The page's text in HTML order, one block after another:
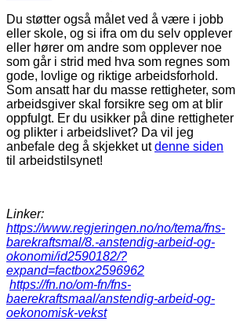
Du støtter også målet ved å være i jobb
eller skole, og si ifra om du selv opplever
eller hører om andre som opplever noe
som går i strid med hva som regnes som
gode, lovlige og riktige arbeidsforhold.
Som ansatt har du masse rettigheter, som
arbeidsgiver skal forsikre seg om at blir
oppfulgt. Er du usikker på dine rettigheter
og plikter i arbeidslivet? Da vil jeg
anbefale deg å skjekket utdenne siden
til arbeidstilsynet!
Linker:
https://www.regjeringen.no/no/tema/fns-
barekraftsmal/8.-anstendig-arbeid-og-
okonomi/id2590182/?
expand=factbox2596962
https://fn.no/om-fn/fns-
baerekraftsmaal/anstendig-arbeid-og-
oekonomisk-vekst